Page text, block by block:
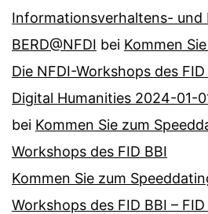
Informationsverhaltens- und
BERD@NFDI bei Kommen
Die NFDI-Workshops des FID
Digital Humanities 2024-01-
bei Kommen Sie zum
Workshops des FID BBI
Kommen Sie zum
Workshops des FID BBI – FID